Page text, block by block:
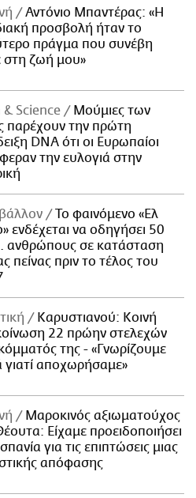
Αντόνιο Μπαντέρας: «Η
προσβολή ήταν το
πράγμα που συνέβη
στη ζωή μου»
& Science
Μούμιες των
παρέχουν την πρώτη
DNA ότι οι Ευρωπαίοι
την ευλογιά στην
Το φαινόμενο «Ελ
ενδέχεται να οδηγήσει 50
ανθρώπους σε κατάσταση
πείνας πριν το τέλος του
Καρυστιανού: Κοινή
22 πρώην στελεχών
της - «Γνωρίζουμε
γιατί αποχωρήσαμε»
Μαροκινός αξιωματούχος
Είχαμε προειδοποιήσει
για τις επιπτώσεις μιας
απόφασης